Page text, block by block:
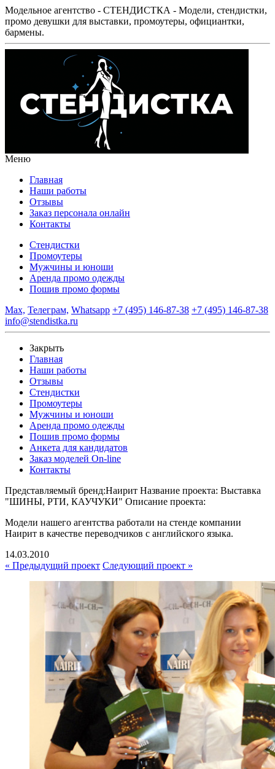
Модельное агентство - СТЕНДИСТКА - Модели, стендистки,
промо девушки для выставки, промоутеры, официантки,
бармены.
Меню
Главная
Наши работы
Отзывы
Заказ персонала онлайн
Контакты
Стендистки
Промоутеры
Мужчины и юноши
Аренда промо одежды
Пошив промо формы
Max, Телеграм, Whatsapp +7 (495) 146-87-38 +7 (495) 146-87-38
info@stendistka.ru
Закрыть
Главная
Наши работы
Отзывы
Стендистки
Промоутеры
Мужчины и юноши
Аренда промо одежды
Пошив промо формы
Анкета для кандидатов
Заказ моделей On-line
Контакты
Представляемый бренд:Наирит Название проекта: Выставка
"ШИНЫ, РТИ, КАУЧУКИ" Описание проекта:
Модели нашего агентства работали на стенде компании
Наирит в качестве переводчиков с английского языка.
14.03.2010
« Предыдущий проект Следующий проект »